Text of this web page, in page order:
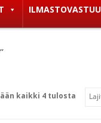
ILMASTOVASTUU
kaikki 4 tulosta